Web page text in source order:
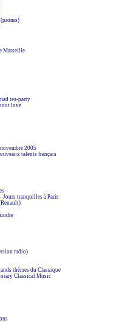
Marseille
tea-party
love
2005
talents français
Jours tranquilles à Paris
radio)
thèmes du Classique
Classical Music